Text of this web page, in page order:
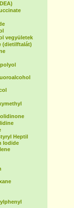
vegyületek
(dietilftalát)
Heptil
Iodide